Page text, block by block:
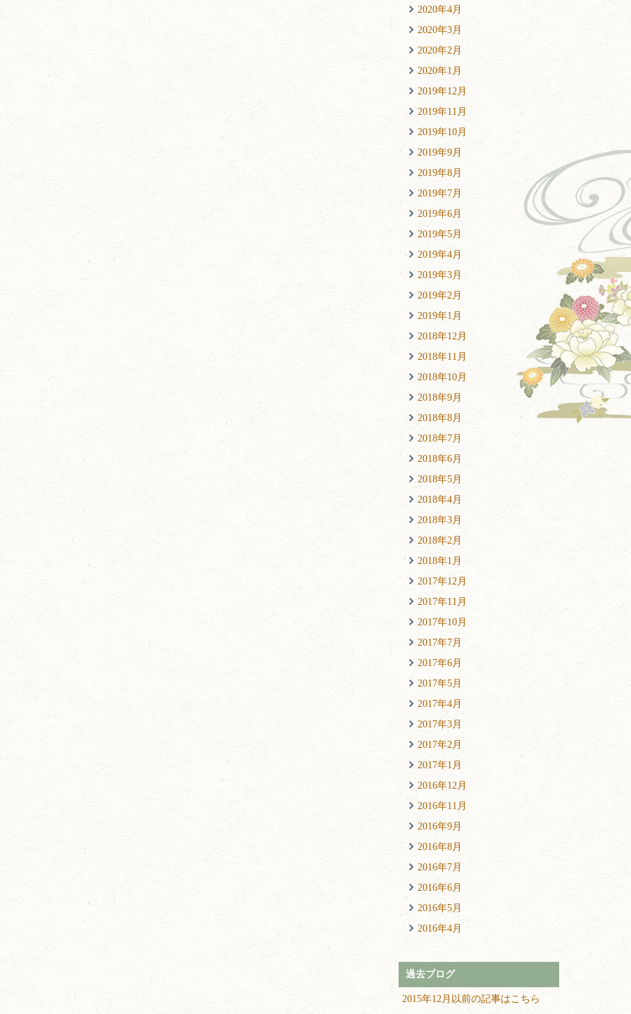
2020年4月
2020年3月
2020年2月
2020年1月
2019年12月
2019年11月
2019年10月
2019年9月
2019年8月
2019年7月
2019年6月
2019年5月
2019年4月
2019年3月
2019年2月
2019年1月
2018年12月
2018年11月
2018年10月
2018年9月
2018年8月
2018年7月
2018年6月
2018年5月
2018年4月
2018年3月
2018年2月
2018年1月
2017年12月
2017年11月
2017年10月
2017年7月
2017年6月
2017年5月
2017年4月
2017年3月
2017年2月
2017年1月
2016年12月
2016年11月
2016年9月
2016年8月
2016年7月
2016年6月
2016年5月
2016年4月
過去ブログ
2015年12月以前の記事はこちら